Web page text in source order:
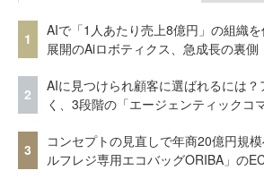
1
AIで「1人あたり売上8億円」の組織を
展開のAiロボティクス、急成長の裏側
2
AIに見つけられ顧客に選ばれるには
く、3段階の「エージェンティックコ
3
コンセプトの見直しで年商20億円規
ルフレジ専用エコバッグORIBA」の